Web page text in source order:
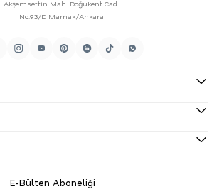
Akşemsettin Mah. Doğukent Cad.
No:93/D Mamak/Ankara
E-Bülten Aboneliği